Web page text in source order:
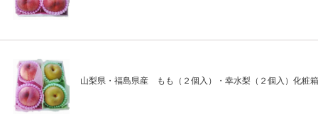
山梨県・福島県産 もも（２個入）・幸水梨（２個入）化粧